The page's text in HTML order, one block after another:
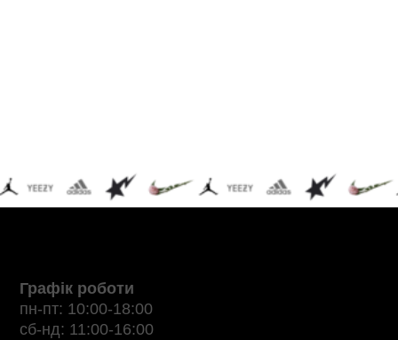
Графік роботи
пн-пт: 10:00-18:00
сб-нд: 11:00-16:00